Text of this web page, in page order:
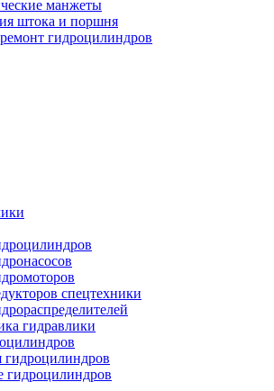
манжеты
штока и поршня
гидроцилиндров
спецтехники
гидравлики
гидроцилиндров
гидроцилиндров